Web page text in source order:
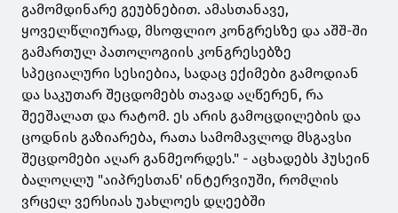
გამომდინარე გეუბნებით. ამასთანავე,
ყოველწლიურად, მსოფლიო კონგრესზე და აშშ-ში
გამართულ პათოლოგიის კონგრესებზე
სპეციალური სესიებია, სადაც ექიმები გამოდიან
და საკუთარ შეცდომებს თავად აღწერენ, რა
შეეშალათ და რატომ. ეს არის გამოცდილების და
ცოდნის გაზიარება, რათა სამომავლოდ მსგავსი
შეცდომები აღარ განმეორდეს." - აცხადებს ჰუსეინ
ბალოღლუ "აიპრესთან' ინტერვიუში, რომლის
ვრცელ ვერსიას უახლოეს დღეებში